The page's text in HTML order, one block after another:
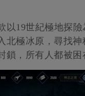
以19世紀極地探
北極冰原，尋找
鎖，所有人都被